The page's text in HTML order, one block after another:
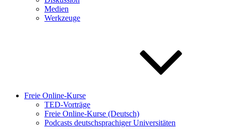
Medien
Werkzeuge
Freie Online-Kurse
TED-Vorträge
Freie Online-Kurse (Deutsch)
Podcasts deutschsprachiger Universitäten